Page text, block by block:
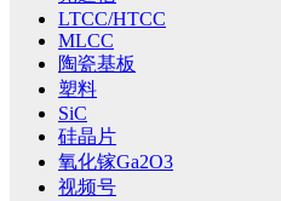
LTCC/HTCC
MLCC
陶瓷基板
塑料
SiC
硅晶片
氧化镓Ga2O3
视频号